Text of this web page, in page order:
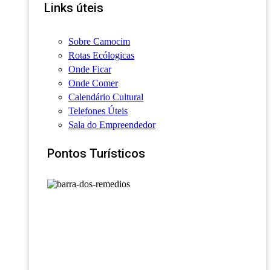
Links úteis
Sobre Camocim
Rotas Ecólogicas
Onde Ficar
Onde Comer
Calendário Cultural
Telefones Úteis
Sala do Empreendedor
Pontos Turísticos